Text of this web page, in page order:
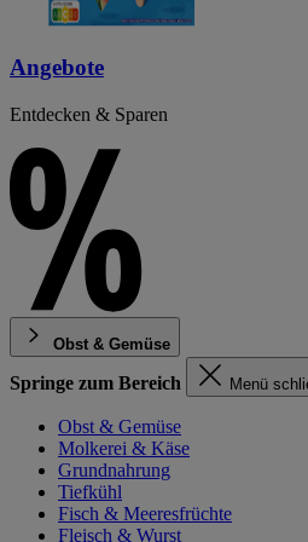
Angebote
Entdecken & Sparen
Obst & Gemüse
Springe zum Bereich Menü
Obst & Gemüse
Molkerei & Käse
Grundnahrung
Tiefkühl
Fisch & Meeresfrüchte
Fleisch & Wurst